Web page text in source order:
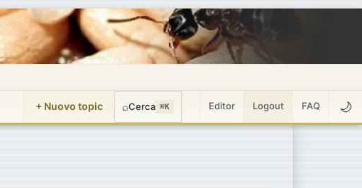
+ Nuovo topic ⌕Cerca ⌘K Editor Logout FAQ 🌙